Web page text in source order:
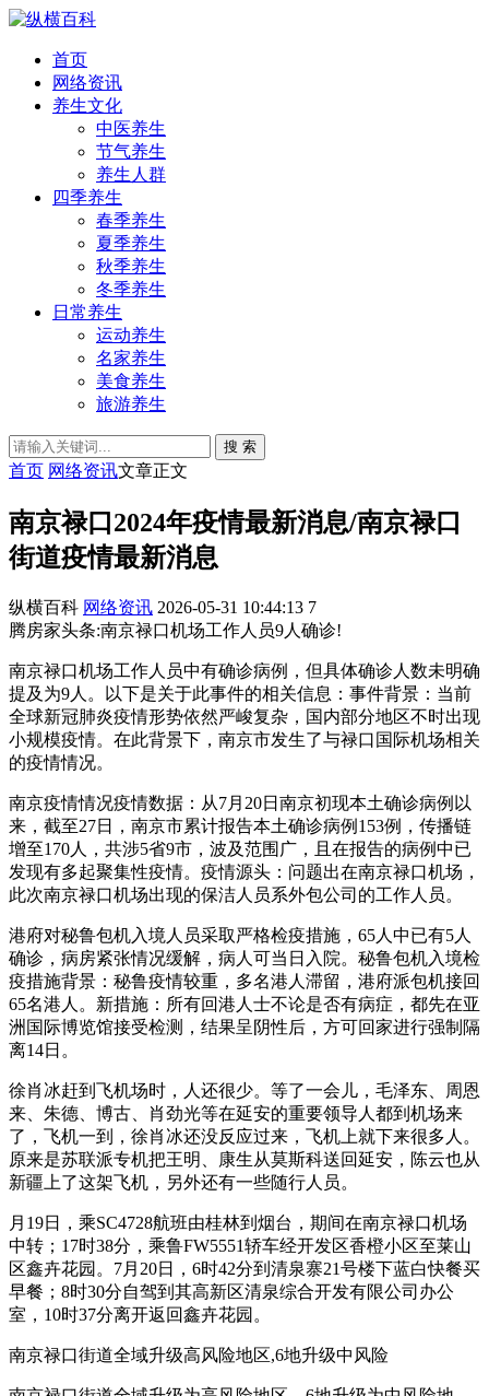
首页
网络资讯
养生文化
中医养生
节气养生
养生人群
四季养生
春季养生
夏季养生
秋季养生
冬季养生
日常养生
运动养生
名家养生
美食养生
旅游养生
搜 索
首页 网络资讯文章正文
南京禄口2024年疫情最新消息/南京禄口
街道疫情最新消息
纵横百科 网络资讯 2026-05-31 10:44:13 7
腾房家头条:南京禄口机场工作人员9人确诊!
南京禄口机场工作人员中有确诊病例，但具体确诊人数未明确
提及为9人。以下是关于此事件的相关信息：事件背景：当前
全球新冠肺炎疫情形势依然严峻复杂，国内部分地区不时出现
小规模疫情。在此背景下，南京市发生了与禄口国际机场相关
的疫情情况。
南京疫情情况疫情数据：从7月20日南京初现本土确诊病例以
来，截至27日，南京市累计报告本土确诊病例153例，传播链
增至170人，共涉5省9市，波及范围广，且在报告的病例中已
发现有多起聚集性疫情。疫情源头：问题出在南京禄口机场，
此次南京禄口机场出现的保洁人员系外包公司的工作人员。
港府对秘鲁包机入境人员采取严格检疫措施，65人中已有5人
确诊，病房紧张情况缓解，病人可当日入院。秘鲁包机入境检
疫措施背景：秘鲁疫情较重，多名港人滞留，港府派包机接回
65名港人。新措施：所有回港人士不论是否有病症，都先在亚
洲国际博览馆接受检测，结果呈阴性后，方可回家进行强制隔
离14日。
徐肖冰赶到飞机场时，人还很少。等了一会儿，毛泽东、周恩
来、朱德、博古、肖劲光等在延安的重要领导人都到机场来
了，飞机一到，徐肖冰还没反应过来，飞机上就下来很多人。
原来是苏联派专机把王明、康生从莫斯科送回延安，陈云也从
新疆上了这架飞机，另外还有一些随行人员。
月19日，乘SC4728航班由桂林到烟台，期间在南京禄口机场
中转；17时38分，乘鲁FW5551轿车经开发区香橙小区至莱山
区鑫卉花园。7月20日，6时42分到清泉寨21号楼下蓝白快餐买
早餐；8时30分自驾到其高新区清泉综合开发有限公司办公
室，10时37分离开返回鑫卉花园。
南京禄口街道全域升级高风险地区,6地升级中风险